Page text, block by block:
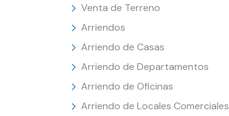
Venta de Terreno
Arriendos
Arriendo de Casas
Arriendo de Departamentos
Arriendo de Oficinas
Arriendo de Locales Comerciales